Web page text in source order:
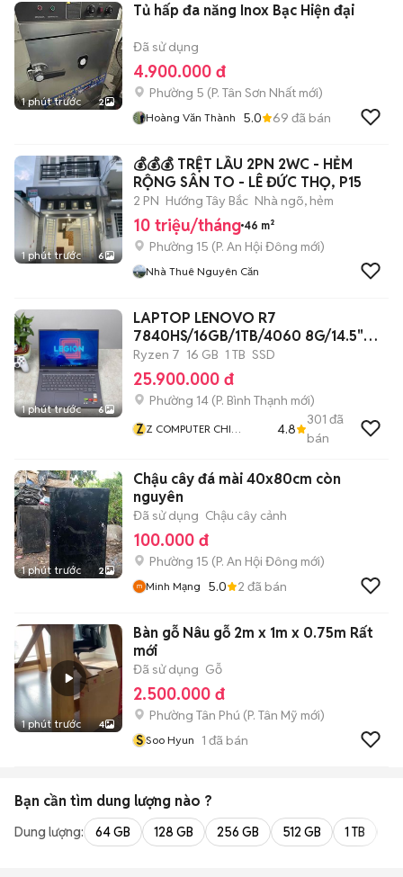
1 phút trước 2
Tủ hấp đa năng Inox Bạc Hiện đại
Đã sử dụng
4.900.000 đ
Phường 5 (P. Tân Sơn Nhất mới)
Hoàng Văn Thành 5.0 69 đã bán
1 phút trước 6
💰💰💰 TRỆT LẦU 2PN 2WC - HẺM
RỘNG SÂN TO - LÊ ĐỨC THỌ, P15
2 PN Hướng Tây Bắc Nhà ngõ, hẻm
10 triệu/tháng 46 m²
Phường 15 (P. An Hội Đông mới)
Nhà Thuê Nguyên Căn
1 phút trước 6
LAPTOP LENOVO R7
7840HS/16GB/1TB/4060 8G/14.5"
2K8
Ryzen 7 16 GB 1 TB SSD
25.900.000 đ
Phường 14 (P. Bình Thạnh mới)
ZZ COMPUTER CHI
4.8
301 đã
bán
1 phút trước 2
Chậu cây đá mài 40x80cm còn
nguyên
Đã sử dụng Chậu cây cảnh
100.000 đ
Phường 15 (P. An Hội Đông mới)
Minh Mạng 5.0 2 đã bán
1 phút trước 4
Bàn gỗ Nâu gỗ 2m x 1m x 0.75m Rất
mới
Đã sử dụng Gỗ
2.500.000 đ
Phường Tân Phú (P. Tân Mỹ mới)
S Soo Hyun 1 đã bán
Bạn cần tìm dung lượng nào ?
Dung lượng: 64 GB 128 GB 256 GB 512 GB 1 TB